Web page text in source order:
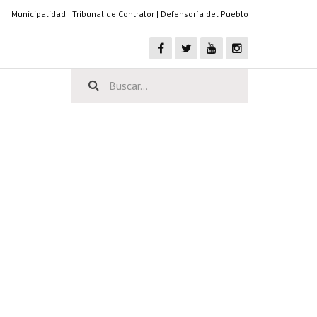
Municipalidad | Tribunal de Contralor | Defensoría del Pueblo